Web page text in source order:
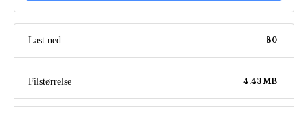
Last ned 80
Filstørrelse 4.43 MB